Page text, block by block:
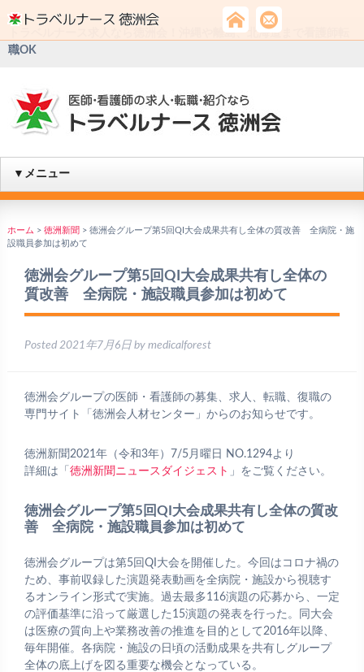
トラベルナース求人なら徳洲会！沖縄や離島、北海道まで看護師転
職OK
▼メニュー
ホーム > 徳洲新聞 > 徳洲会グループ第5回QI大会成果共有し全体の質改善 全病院・施
設職員参加は初めて
徳洲会グループ第5回QI大会成果共有し全体の
質改善 全病院・施設職員参加は初めて
Posted 2021年7月6日 by medicalforest
徳洲会グループの医師・看護師の募集、求人、転職、復職の
専門サイト「徳洲会人材センター」からのお知らせです。
徳洲新聞2021年（令和3年）7/5月曜日 NO.1294より
詳細は「 徳洲新聞ニュースダイジェスト 」をご覧ください。
徳洲会グループ第5回QI大会成果共有し全体の質改
善 全病院・施設職員参加は初めて
徳洲会グループは第5回QI大会を開催した。今回はコロナ禍の
ため、事前収録した演題発表動画を全病院・施設から視聴す
るオンライン形式で実施。過去最多116演題の応募から、一定
の評価基準に沿って厳選した15演題の発表を行った。同大会
は医療の質向上や業務改善の推進を目的として2016年以降、
毎年開催。各病院・施設の日頃の活動成果を共有しグループ
全体の底上げを図る重要な機会となっている。